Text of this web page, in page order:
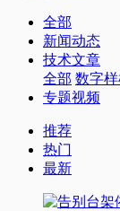
全部
新闻动态
技术文章
全部 数字
专题视频
推荐
热门
最新